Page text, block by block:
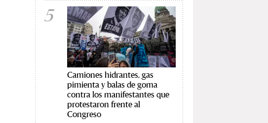
5
Camiones hidrantes, gas
pimienta y balas de goma
contra los manifestantes que
protestaron frente al
Congreso